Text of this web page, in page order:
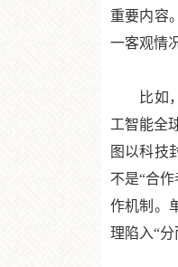
重要内容
一客观情
比如，
工智能全
图以科技
不是“合
作机制。
理陷入“分